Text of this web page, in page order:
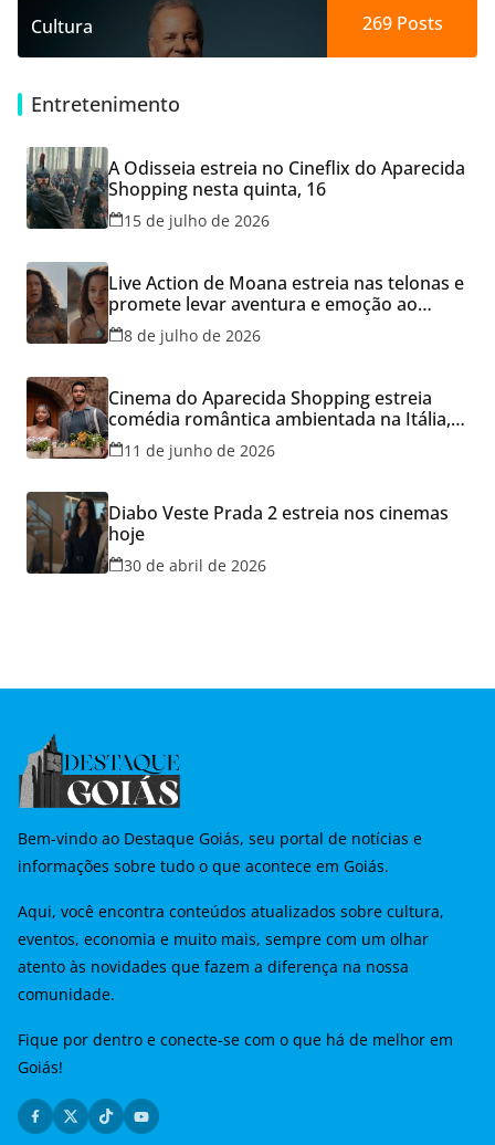
Cultura 269Posts
Entretenimento
A Odisseia estreia no Cineflix do Aparecida
Shopping nesta quinta, 16
15 de julho de 2026
Live Action de Moana estreia nas telonas e
promete levar aventura e emoção ao
Cineflix do Aparecida Shopping
8 de julho de 2026
Cinema do Aparecida Shopping estreia
comédia romântica ambientada na Itália,
hoje e lança promoção para o Dia dos
Namorados
11 de junho de 2026
Diabo Veste Prada 2 estreia nos cinemas
hoje
30 de abril de 2026
Bem-vindo ao Destaque Goiás, seu portal de notícias e
informações sobre tudo o que acontece em Goiás.
Aqui, você encontra conteúdos atualizados sobre cultura,
eventos, economia e muito mais, sempre com um olhar
atento às novidades que fazem a diferença na nossa
comunidade.
Fique por dentro e conecte-se com o que há de melhor em
Goiás!